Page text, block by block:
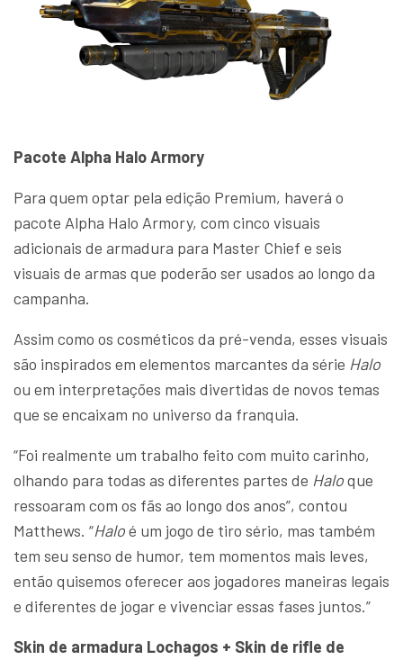
Pacote Alpha Halo Armory
Para quem optar pela edição Premium, haverá o
pacote Alpha Halo Armory, com cinco visuais
adicionais de armadura para Master Chief e seis
visuais de armas que poderão ser usados ao longo da
campanha.
Assim como os cosméticos da pré-venda, esses visuais
são inspirados em elementos marcantes da série Halo
ou em interpretações mais divertidas de novos temas
que se encaixam no universo da franquia.
“Foi realmente um trabalho feito com muito carinho,
olhando para todas as diferentes partes de Haloque
ressoaram com os fãs ao longo dos anos”, contou
Matthews. “Haloé um jogo de tiro sério, mas também
tem seu senso de humor, tem momentos mais leves,
então quisemos oferecer aos jogadores maneiras legais
e diferentes de jogar e vivenciar essas fases juntos.”
Skin de armadura Lochagos + Skin de rifle de